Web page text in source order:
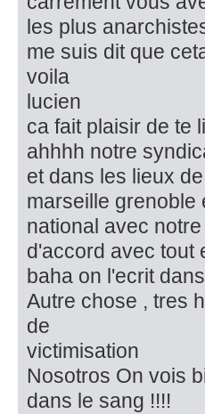
les plus
me suis dit que
voila
lucien
ca fait plaisir de te
ahhhh notre
et dans les lieux
marseille grenoble
national avec
d'accord avec tout
baha on l'ecrit
Autre chose , tres
de
victimisation
Nosotros On vois
dans le sang !!!!